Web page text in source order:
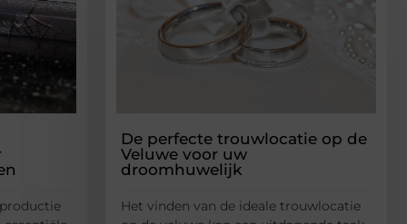
De perfecte trouwlocatie op de
Veluwe voor uw
droomhuwelijk
Het vinden van de ideale trouwlocatie